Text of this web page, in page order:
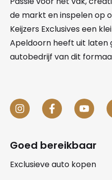
de markt en inspelen op
Keijzers Exclusives een
Apeldoorn heeft uit laten
autobedrijf van dit
Goed bereikbaar
Exclusieve auto kopen